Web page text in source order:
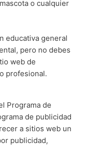
o cualquier
educativa general
pero no debes
web de
profesional.
Programa de
de publicidad
a sitios web un
publicidad,